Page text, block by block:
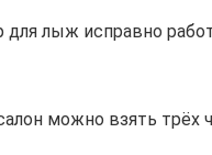
для лыж исправно
можно взять